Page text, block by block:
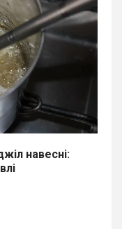
навесні: